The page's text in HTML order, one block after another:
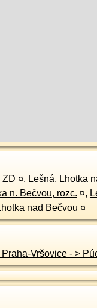
ZD ¤, Lešná, Lhotka
n. Bečvou, rozc. ¤,
nad Bečvou ¤
Train Ex2 Valašský